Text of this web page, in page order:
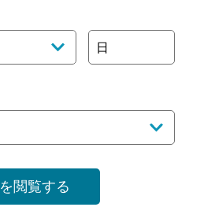
文化・スポーツ
サントリーホール
日
閲覧する